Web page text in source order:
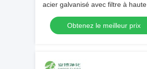
acier galvanisé avec filtre à haute
efficacité
Obtenez le meilleur prix